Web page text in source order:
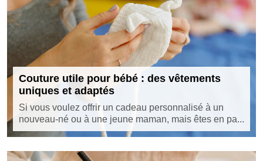
Couture utile pour bébé : des vêtements
uniques et adaptés
Si vous voulez offrir un cadeau personnalisé à un
nouveau-né ou à une jeune maman, mais êtes en pa...